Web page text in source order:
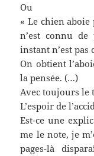
Ou
« Le chien
n’est connu
instant n’est
On obtient
la pensée. (…)
Avec toujours
L’espoir de
Est-ce une
me le note, je
pages-là